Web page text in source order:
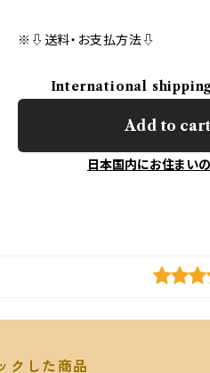
※⇩送料・お支払方法⇩
International
Add to cart
日本国内にお住まい
クした商品